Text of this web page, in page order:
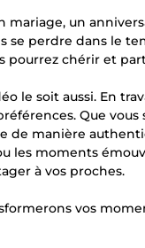
un
se perdre dans le
chérir et
le soit aussi. En
Que
de manière
les moments
à vos proches.
vos